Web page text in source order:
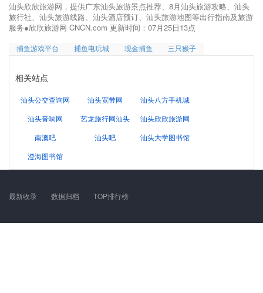
汕头欣欣旅游网，提供广东汕头旅游景点推荐、8月汕头旅游攻略、汕头
旅行社、汕头旅游线路、汕头酒店预订、汕头旅游地图等出行指南及旅游
服务●欣欣旅游网 CNCN.com 更新时间：07月25日13点
捕鱼游戏平台 捕鱼电玩城 现金捕鱼 三只猴子
相关站点
汕头公交查询网 汕头宽带网
汕头八方手机城
汕头音响网
艺龙旅行网汕头
汕头欣欣旅游网
南澳吧
汕头吧
汕头大学图书馆
澄海图书馆
最新收录 数据归档 TOP排行榜